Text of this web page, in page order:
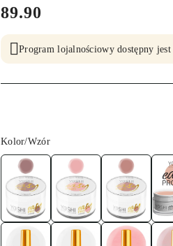
cena:
89.90
Program lojalnościowy dostępny
Wariant
Kolor/Wzór